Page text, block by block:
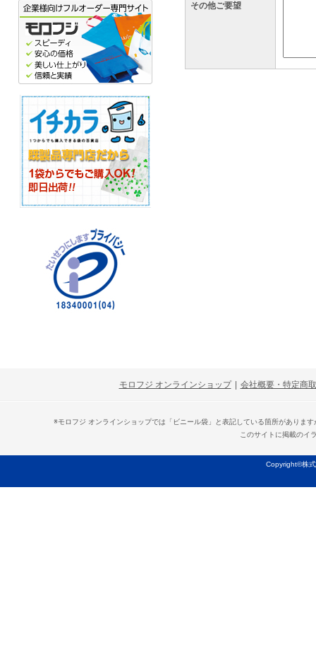
その他ご要望
モロフジ オンラインショップ 会社概要・特定商
※モロフジ オンラインショップでは「ビニール袋」と表記している箇所がありま
このサイトに掲載のイ
Copyright©株